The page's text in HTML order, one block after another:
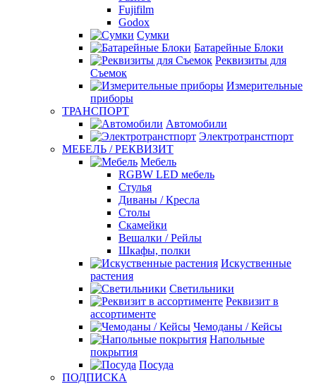
Fujifilm
Godox
Сумки
Батарейные Блоки
Реквизиты для
Съемок
Измерительные
приборы
ТРАНСПОРТ
Автомобили
Электротранстпорт
МЕБЕЛЬ / РЕКВИЗИТ
Мебель
RGBW LED мебель
Стулья
Диваны / Кресла
Столы
Скамейки
Вешалки / Рейлы
Шкафы, полки
Искуственные
растения
Светильники
Реквизит в
ассортименте
Чемоданы / Кейсы
Напольные
покрытия
Посуда
ПОДПИСКА